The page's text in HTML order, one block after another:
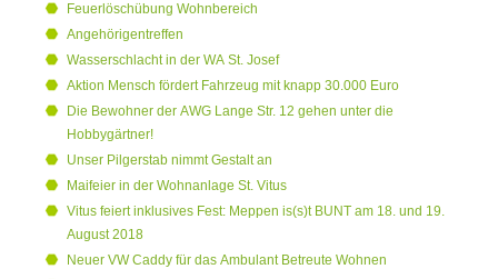
Feuerlöschübung Wohnbereich
Angehörigentreffen
Wasserschlacht in der WA St. Josef
Aktion Mensch fördert Fahrzeug mit knapp 30.000 Euro
Die Bewohner der AWG Lange Str. 12 gehen unter die
Hobbygärtner!
Unser Pilgerstab nimmt Gestalt an
Maifeier in der Wohnanlage St. Vitus
Vitus feiert inklusives Fest: Meppen is(s)t BUNT am 18. und 19.
August 2018
Neuer VW Caddy für das Ambulant Betreute Wohnen